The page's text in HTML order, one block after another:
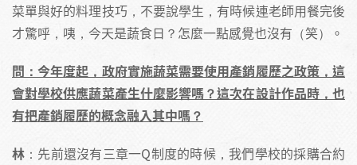
菜單與好的料理技巧，不要說學生，有時候連老師用餐完後
才驚呼，咦，今天是蔬食日？怎麼一點感覺也沒有（笑）。
問：今年度起，政府實施蔬菜需要使用產銷履歷之政策，這
會對學校供應蔬菜產生什麼影響嗎？這次在設計作品時，也
有把產銷履歷的概念融入其中嗎？
林 ：先前還沒有三章一Q制度的時候，我們學校的採購合約